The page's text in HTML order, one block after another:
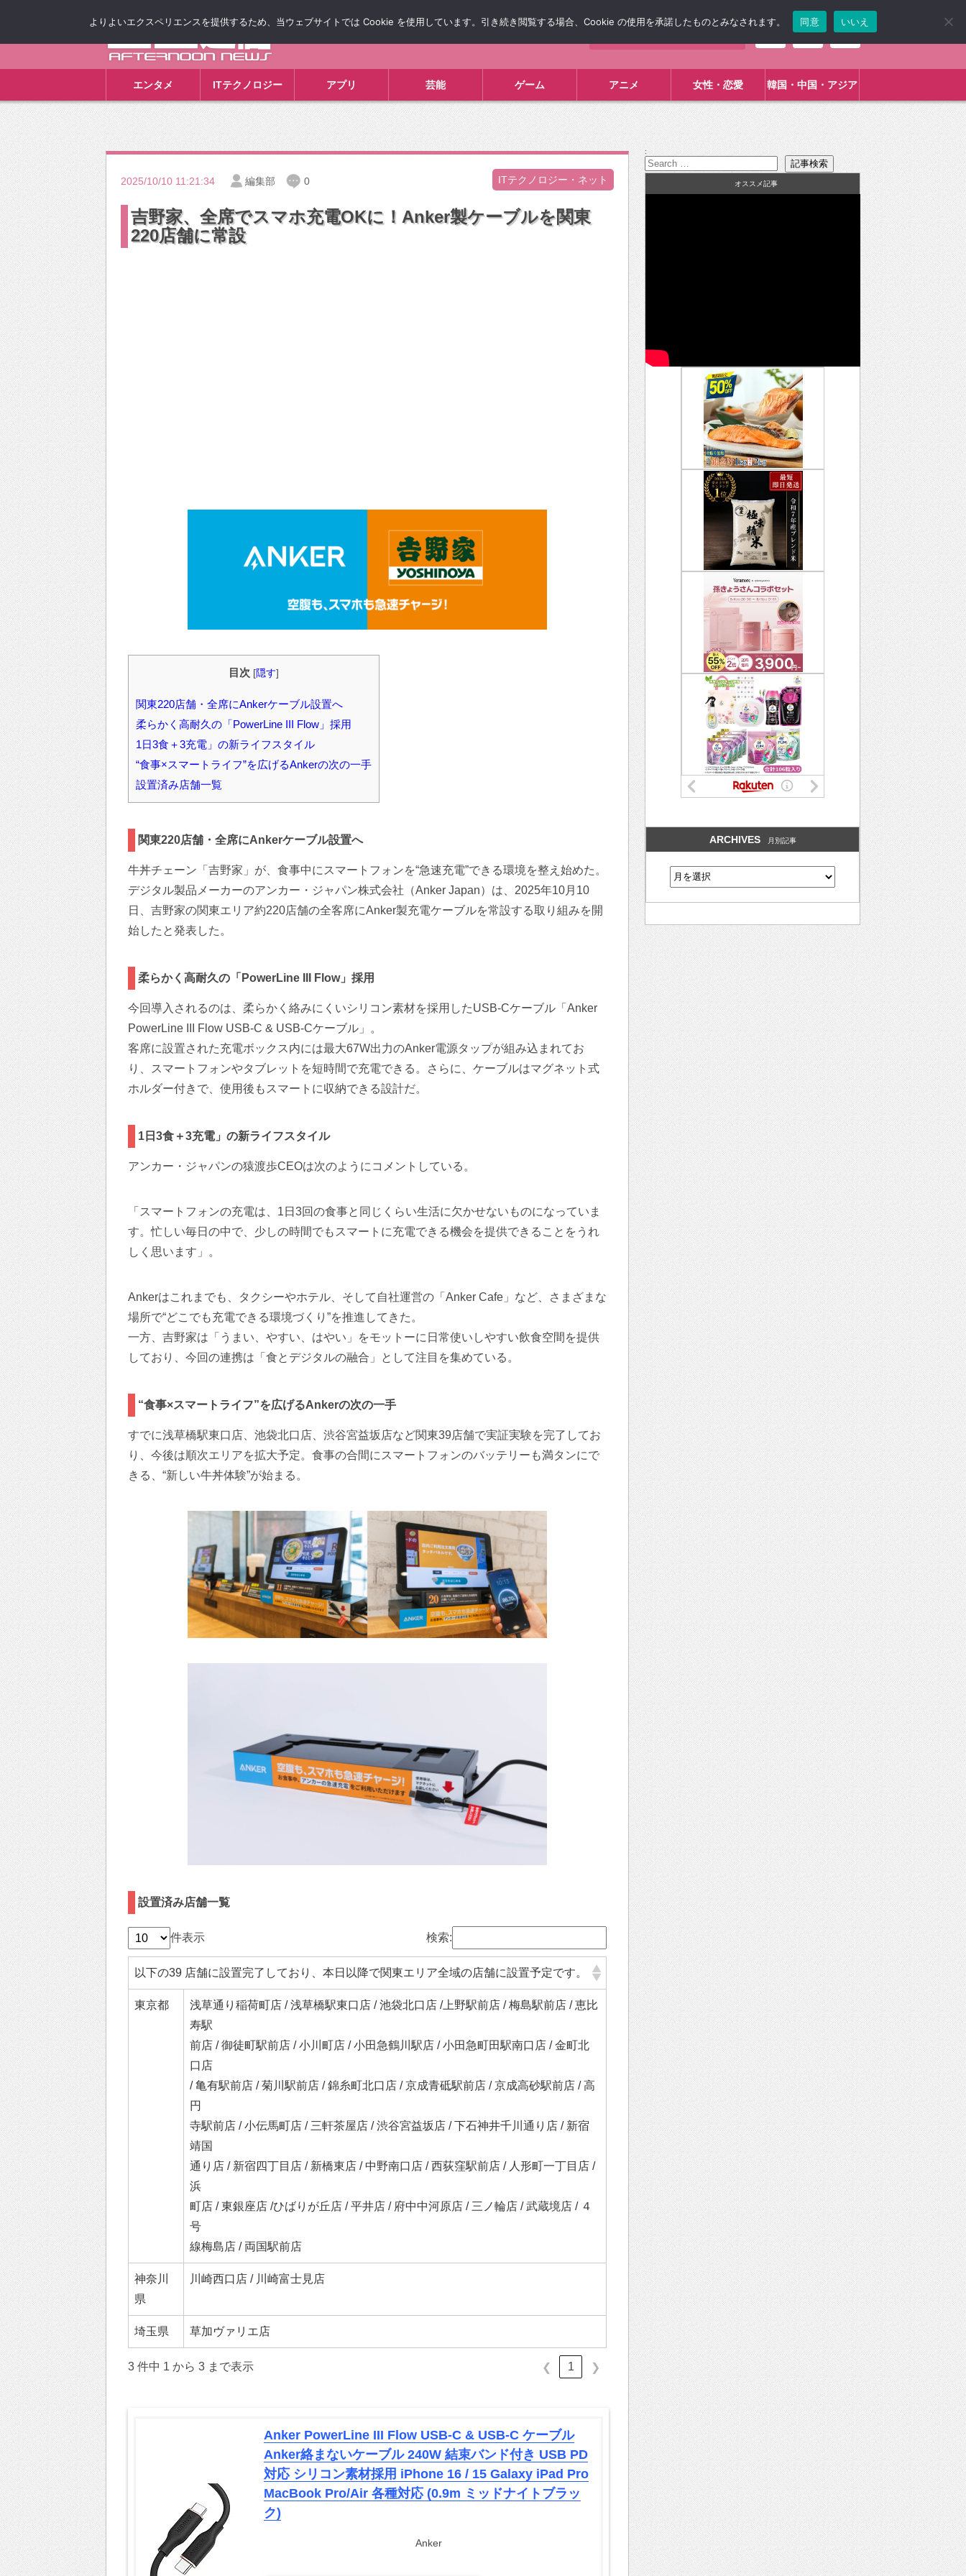
エンタメ ITテクノロジー アプリ 芸能 ゲーム アニメ 女性・恋愛 韓国・中国・アジア
2025/10/10 11:21:34 編集部 0 ITテクノロジー・ネット
吉野家、全席でスマホ充電OKに！Anker製ケーブルを関東
220店舗に常設
目次 [隠す]
関東220店舗・全席にAnkerケーブル設置へ
柔らかく高耐久の「PowerLine III Flow」採用
1日3食＋3充電」の新ライフスタイル
“食事×スマートライフ”を広げるAnkerの次の一手
設置済み店舗⼀覧
関東220店舗・全席にAnkerケーブル設置へ
牛丼チェーン「吉野家」が、食事中にスマートフォンを“急速充電”できる環境を整え始めた。
デジタル製品メーカーのアンカー・ジャパン株式会社（Anker Japan）は、2025年10月10
日、吉野家の関東エリア約220店舗の全客席にAnker製充電ケーブルを常設する取り組みを開
始したと発表した。
柔らかく高耐久の「PowerLine III Flow」採用
今回導入されるのは、柔らかく絡みにくいシリコン素材を採用したUSB-Cケーブル「Anker
PowerLine III Flow USB-C & USB-Cケーブル」。
客席に設置された充電ボックス内には最大67W出力のAnker電源タップが組み込まれてお
り、スマートフォンやタブレットを短時間で充電できる。さらに、ケーブルはマグネット式
ホルダー付きで、使用後もスマートに収納できる設計だ。
1日3食＋3充電」の新ライフスタイル
アンカー・ジャパンの猿渡歩CEOは次のようにコメントしている。
「スマートフォンの充電は、1日3回の食事と同じくらい生活に欠かせないものになっていま
す。忙しい毎日の中で、少しの時間でもスマートに充電できる機会を提供できることをうれ
しく思います」。
Ankerはこれまでも、タクシーやホテル、そして自社運営の「Anker Cafe」など、さまざまな
場所で“どこでも充電できる環境づくり”を推進してきた。
一方、吉野家は「うまい、やすい、はやい」をモットーに日常使いしやすい飲食空間を提供
しており、今回の連携は「食とデジタルの融合」として注目を集めている。
“食事×スマートライフ”を広げるAnkerの次の一手
すでに浅草橋駅東口店、池袋北口店、渋谷宮益坂店など関東39店舗で実証実験を完了してお
り、今後は順次エリアを拡大予定。食事の合間にスマートフォンのバッテリーも満タンにで
きる、“新しい牛丼体験”が始まる。
設置済み店舗⼀覧
件表示 検索:
以下の39 店舗に設置完了しており、本⽇以降で関東エリア全域の店舗に設置予定です。
東京都
浅草通り稲荷町店 / 浅草橋駅東⼝店 / 池袋北⼝店 /上野駅前店 / 梅島駅前店 / 恵⽐
寿駅
前店 / 御徒町駅前店 / ⼩川町店 / ⼩⽥急鶴川駅店 / ⼩⽥急町⽥駅南⼝店 / ⾦町北
⼝店
/ ⻲有駅前店 / 菊川駅前店 / 錦⽷町北⼝店 / 京成⻘砥駅前店 / 京成⾼砂駅前店 / ⾼
円
寺駅前店 / ⼩伝⾺町店 / 三軒茶屋店 / 渋⾕宮益坂店 / 下⽯神井千川通り店 / 新宿
靖国
通り店 / 新宿四丁⽬店 / 新橋東店 / 中野南⼝店 / ⻄荻窪駅前店 / ⼈形町⼀丁⽬店 /
浜
町店 / 東銀座店 /ひばりが丘店 / 平井店 / 府中中河原店 / 三ノ輪店 / 武蔵境店 / ４
号
線梅島店 / 両国駅前店
神奈川
県
川崎⻄⼝店 / 川崎富⼠⾒店
埼⽟県 草加ヴァリエ店
3 件中 1 から 3 まで表示 ❮ 1 ❯
Anker PowerLine III Flow USB-C & USB-C ケーブル
Anker絡まないケーブル 240W 結束バンド付き USB PD
対応 シリコン素材採用 iPhone 16 / 15 Galaxy iPad Pro
MacBook Pro/Air 各種対応 (0.9m ミッドナイトブラッ
ク)
Anker
:
オススメ記事
ARCHIVES 月別記事
よりよいエクスペリエンスを提供するため、当ウェブサイトでは Cookie を使用しています。引き続き閲覧する場合、Cookie の使用を承諾したものとみなされます。 同意 いいえ